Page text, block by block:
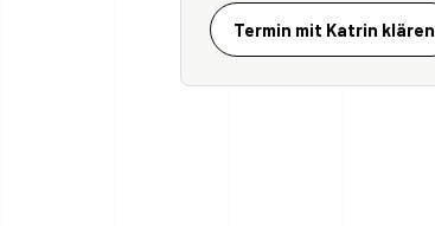
Termin mit Katrin klären